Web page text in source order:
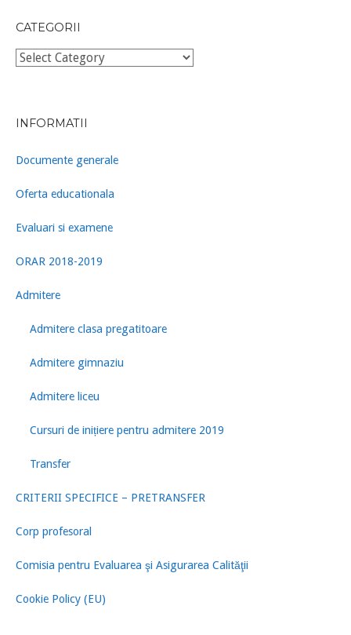
CATEGORII
Categorii
INFORMATII
Documente generale
Oferta educationala
Evaluari si examene
ORAR 2018-2019
Admitere
Admitere clasa pregatitoare
Admitere gimnaziu
Admitere liceu
Cursuri de inițiere pentru admitere 2019
Transfer
CRITERII SPECIFICE – PRETRANSFER
Corp profesoral
Comisia pentru Evaluarea şi Asigurarea Calităţii
Cookie Policy (EU)